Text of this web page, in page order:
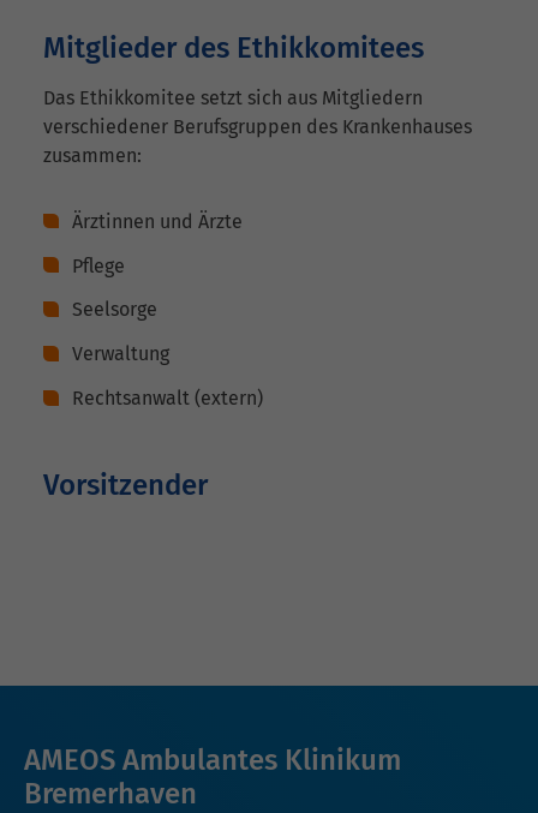
Mitglieder des Ethikkomitees
Das Ethikkomitee setzt sich aus Mitgliedern
verschiedener Berufsgruppen des Krankenhauses
zusammen:
Ärztinnen und Ärzte
Pflege
Seelsorge
Verwaltung
Rechtsanwalt (extern)
Vorsitzender
AMEOS Ambulantes Klinikum
Bremerhaven